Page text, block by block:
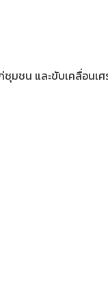
ชุมชน และขับเคลื่อนเ